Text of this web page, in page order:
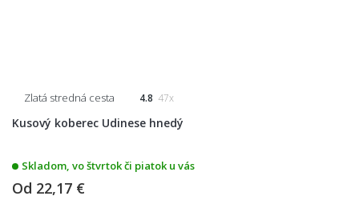
Zlatá stredná cesta 4.8 47x
Kusový koberec Udinese hnedý
Skladom, vo štvrtok či piatok u vás
Od 22,17 €